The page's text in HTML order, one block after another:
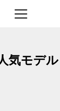
気モデル